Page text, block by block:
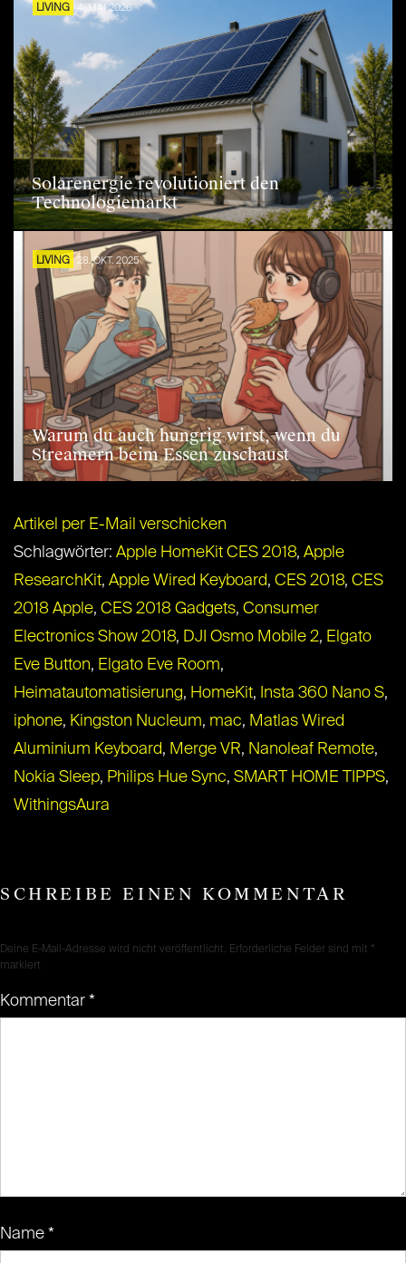
LIVING 4. MAI 2026
Solarenergie revolutioniert den
Technologiemarkt
LIVING 28. OKT. 2025
Warum du auch hungrig wirst, wenn du
Streamern beim Essen zuschaust
Artikel per E-Mail verschicken
Schlagwörter: Apple HomeKit CES 2018, Apple
ResearchKit, Apple Wired Keyboard, CES 2018, CES
2018 Apple, CES 2018 Gadgets, Consumer
Electronics Show 2018, DJI Osmo Mobile 2, Elgato
Eve Button, Elgato Eve Room,
Heimatautomatisierung, HomeKit, Insta 360 Nano S,
iphone, Kingston Nucleum, mac, Matlas Wired
Aluminium Keyboard, Merge VR, Nanoleaf Remote,
Nokia Sleep, Philips Hue Sync, SMART HOME TIPPS,
WithingsAura
SCHREIBE EINEN KOMMENTAR
Deine E-Mail-Adresse wird nicht veröffentlicht. Erforderliche Felder sind mit *
markiert
Kommentar *
Name *